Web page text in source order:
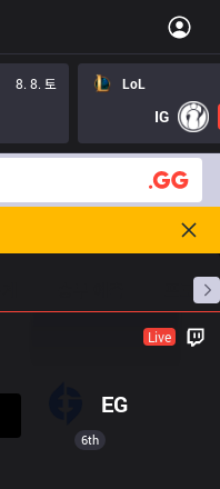
8. 8. 토
LoL
IG
프로빌
Live
EG
6th